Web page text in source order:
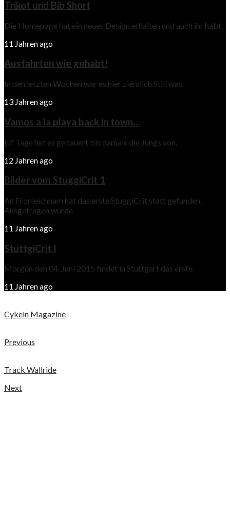
Trikot und Bib Short
Die Homepage hat ein neues Design erhalten und auch ihr habt.
11 Jahren ago
Ausfahrten wie gehabt!
In den letzten Wochen war es hier ziemlich Still was.
13 Jahren ago
Vamos a la playa back in town…
Elf Tage hat es gedauert bis damals die Jungs von.
12 Jahren ago
Bilder vom StuggiCrit 1
An Fronleichnam hat das erste StuggiCrit statt gefunden.
Ausgetragen wurde.
11 Jahren ago
StuttgiCrit I
Morgen den 04. Juni 2015 findet in Stuttgart das erste.
11 Jahren ago
Cykeln Magazine
Previous
Track Wallride
Next